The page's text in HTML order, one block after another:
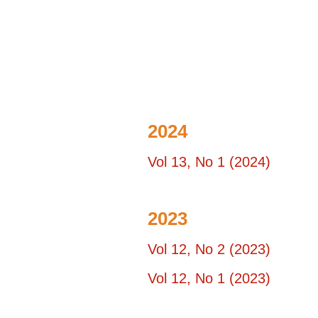
2024
Vol 13, No 1 (2024)
2023
Vol 12, No 2 (2023)
Vol 12, No 1 (2023)